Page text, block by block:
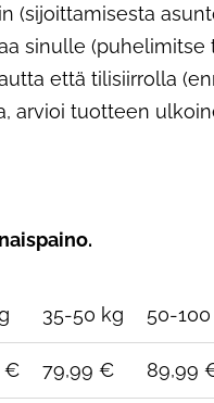
(sijoittamisesta
sinulle (puhelimitse
että tilisiirrolla
arvioi tuotteen
35-50 kg 50-
€ 79,99 € 89,99